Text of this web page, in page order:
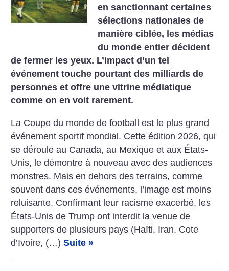
en sanctionnant certaines
sélections nationales de
manière ciblée, les médias
du monde entier décident
de fermer les yeux. L’impact d’un tel
événement touche pourtant des milliards de
personnes et offre une vitrine médiatique
comme on en voit rarement.
La Coupe du monde de football est le plus grand
événement sportif mondial. Cette édition 2026, qui
se déroule au Canada, au Mexique et aux États-
Unis, le démontre à nouveau avec des audiences
­monstres. Mais en dehors des terrains, comme
souvent dans ces événements, l’image est moins
reluisante. Confirmant leur racisme exacerbé, les
États-Unis de Trump ont interdit la venue de
supporters de plusieurs pays (Haïti, Iran, Cote
d’Ivoire, (…)Suite »